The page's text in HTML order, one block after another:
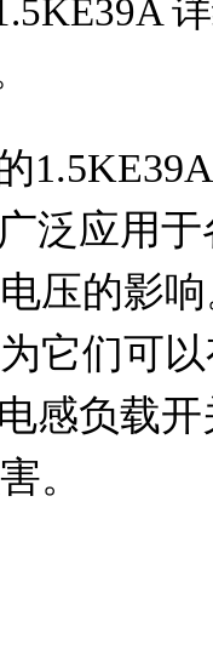
泛应用
压的影
它们可
感负载
。